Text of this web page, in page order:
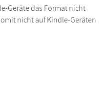
Geräte das Format nicht
nicht auf Kindle-Geräten